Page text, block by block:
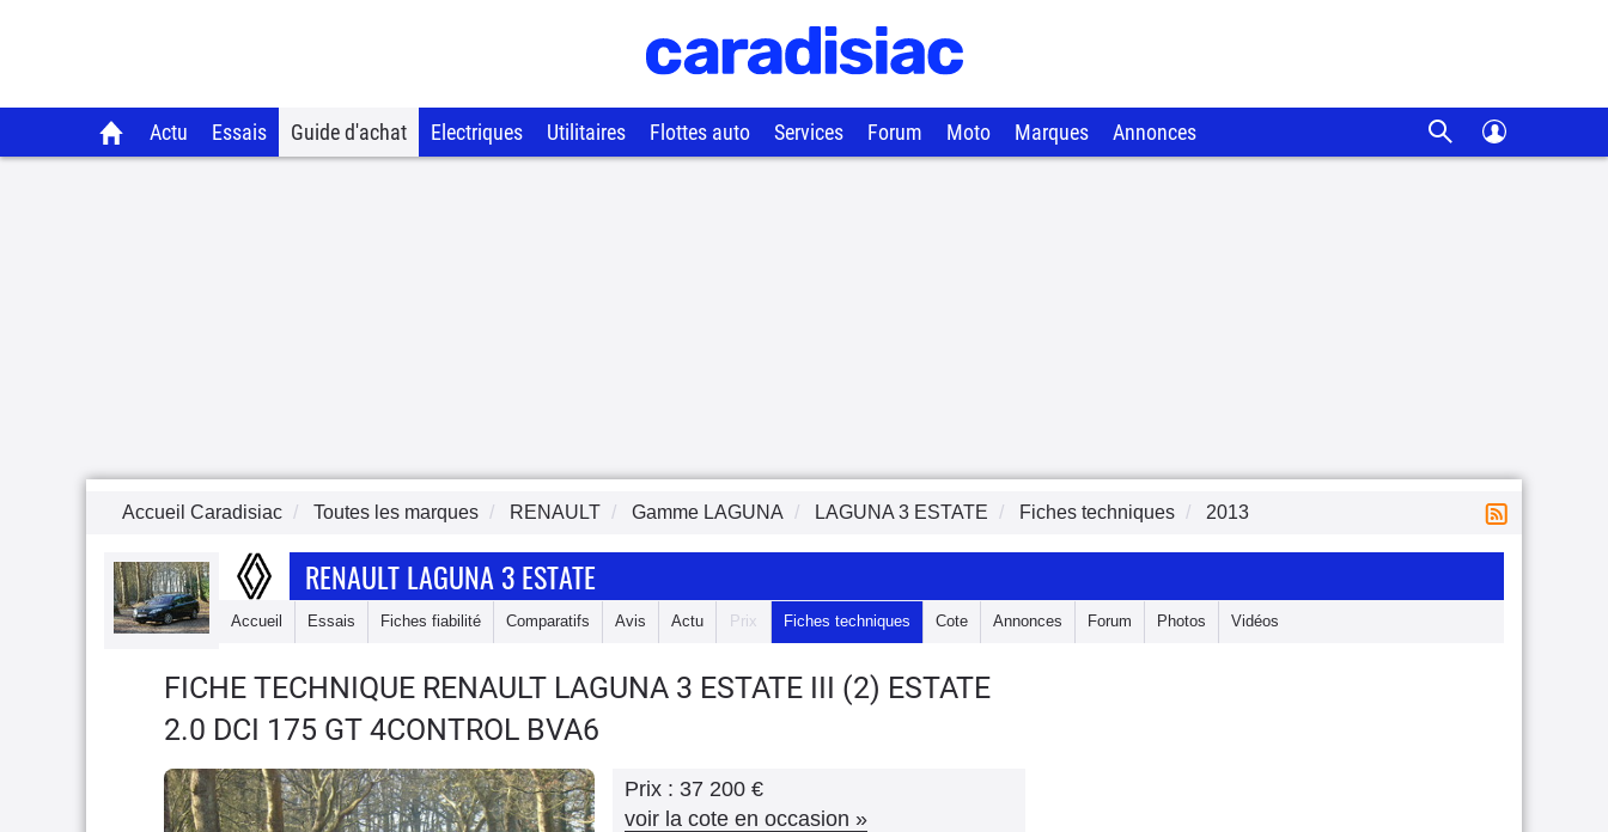
Actu Essais Guide d'achat Electriques Utilitaires Flottes auto Services Forum Moto Marques Annonces
Accueil Caradisiac Toutes les marques RENAULT Gamme LAGUNA LAGUNA 3 ESTATE Fiches techniques 2013
RENAULT LAGUNA 3 ESTATE
Accueil Essais Fiches fiabilité Comparatifs Avis Actu Prix Fiches techniques Cote Annonces Forum Photos Vidéos
FICHE TECHNIQUE RENAULT LAGUNA 3 ESTATE III (2) ESTATE
2.0 DCI 175 GT 4CONTROL BVA6
Prix : 37 200 €
voir la cote en occasion »